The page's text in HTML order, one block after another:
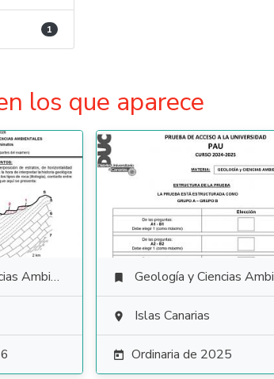
1
los que aparece
 Geología y Ciencias Ambientales
 Islas Canarias
 Ordinaria de 2025